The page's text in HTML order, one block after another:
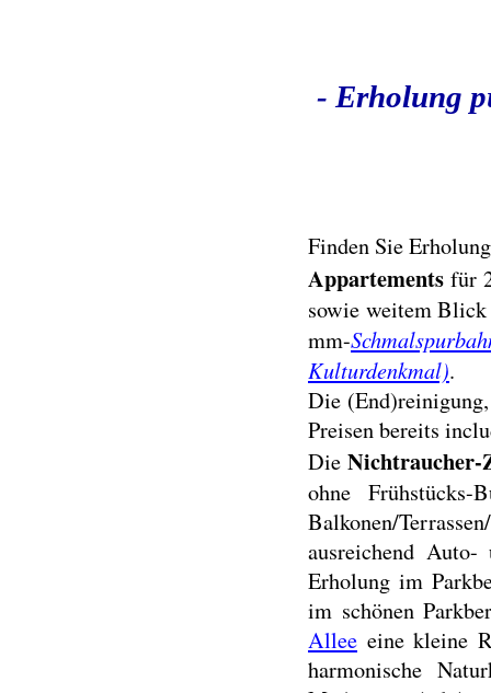
- Erholung
Finden Sie
Appartements für
sowie weitem Blick
mm-
Kulturdenkmal).
Die
Preisen bereits
Die
ohne
Balkonen/
ausreichend
Erholung im
im schönen
Allee eine kleine
harmonische